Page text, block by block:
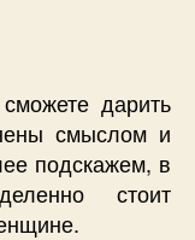
дарить
смыслом и
подскажем, в
стоит